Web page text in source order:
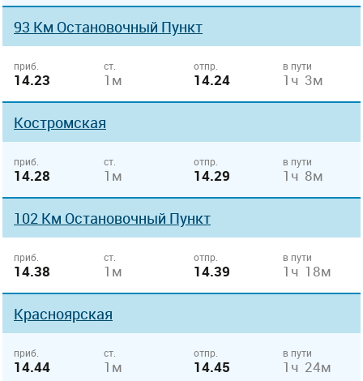
93 Км Остановочный Пункт
приб.
14.23
ст.
1м
отпр.
14.24
в пути
1ч 3м
Костромская
приб.
14.28
ст.
1м
отпр.
14.29
в пути
1ч 8м
102 Км Остановочный Пункт
приб.
14.38
ст.
1м
отпр.
14.39
в пути
1ч 18м
Красноярская
приб.
14.44
ст.
1м
отпр.
14.45
в пути
1ч 24м